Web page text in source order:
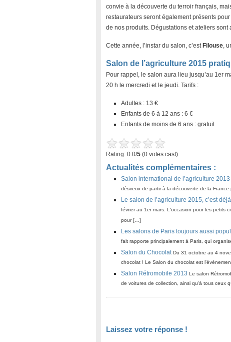
convie à la découverte du terroir français,
restaurateurs seront également présents
de nos produits. Dégustations et ateliers
Cette année, l’instar du salon, c’est Filouse,
Salon de l’agriculture 2015
Pour rappel, le salon aura lieu jusqu’au 1er
20 h le mercredi et le jeudi. Tarifs :
Adultes : 13 €
Enfants de 6 à 12 ans : 6 €
Enfants de moins de 6 ans : gratuit
Rating: 0.0/5 (0 votes cast)
Actualités complémentaires :
Salon international de l’agriculture 2013
désireux de partir à la découverte de la
Le salon de l’agriculture 2015, c’est
février au 1er mars. L'occasion pour les petits
pour […]
Les salons de Paris toujours aussi
fait rapporte principalement à Paris, qui
Salon du ChocolatDu 31 octobre au 4
chocolat ! Le Salon du chocolat est
Salon Rétromobile 2013 Le salon
de voitures de collection, ainsi qu'à tous ceux
Laissez votre réponse !